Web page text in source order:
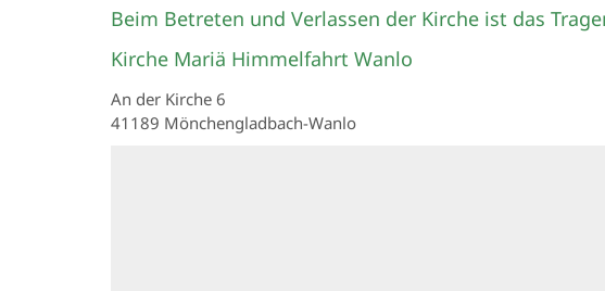
Beim Betreten und Verlassen der Kirche ist das
Kirche Mariä Himmelfahrt Wanlo
An der Kirche 6
41189 Mönchengladbach-Wanlo